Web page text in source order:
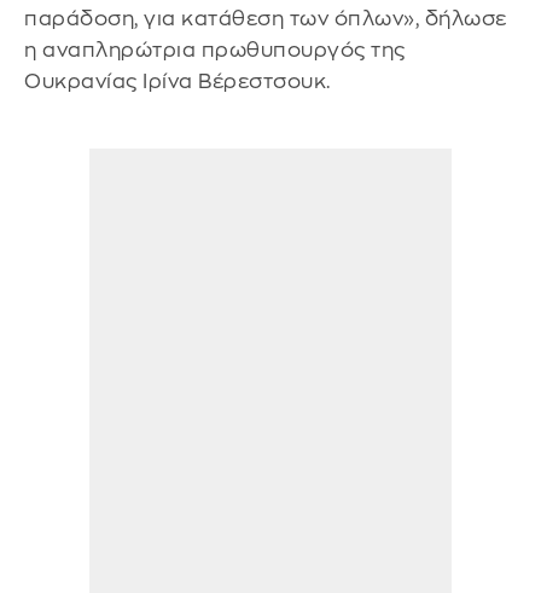
παράδοση, για κατάθεση των όπλων», δήλωσε
η αναπληρώτρια πρωθυπουργός της
Ουκρανίας Ιρίνα Βέρεστσουκ.